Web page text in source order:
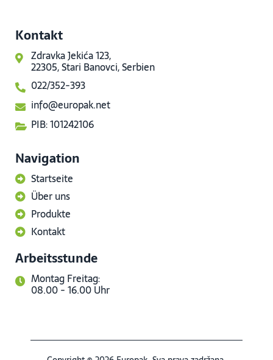
Kontakt
Zdravka Jekića 123,
22305, Stari Banovci, Serbien
022/352-393
info@europak.net
PIB: 101242106
Navigation
Startseite
Über uns
Produkte
Kontakt
Arbeitsstunde
Montag Freitag:
08.00 - 16.00 Uhr